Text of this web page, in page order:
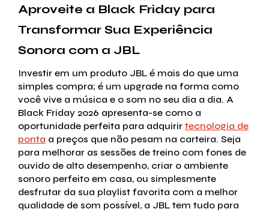
Aproveite a Black Friday para
Transformar Sua Experiência
Sonora com a JBL
Investir em um produto JBL é mais do que uma
simples compra; é um upgrade na forma como
você vive a música e o som no seu dia a dia. A
Black Friday 2026 apresenta-se como a
oportunidade perfeita para adquirir tecnologia de
ponta a preços que não pesam na carteira. Seja
para melhorar as sessões de treino com fones de
ouvido de alto desempenho, criar o ambiente
sonoro perfeito em casa, ou simplesmente
desfrutar da sua playlist favorita com a melhor
qualidade de som possível, a JBL tem tudo para